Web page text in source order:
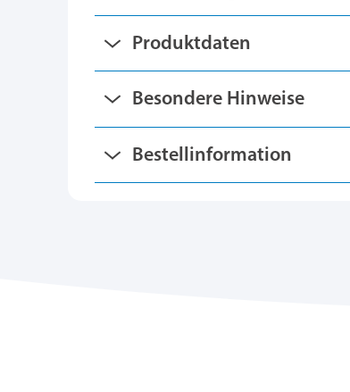
Produktdaten
Besondere Hinweise
Bestellinformation